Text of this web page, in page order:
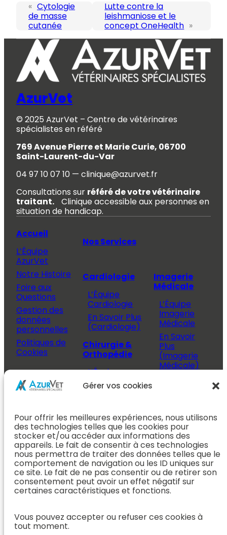
Gérer vos cookies
Pour offrir les meilleures expériences, nous utilisons
des technologies telles que les cookies pour
stocker et/ou accéder aux informations des
appareils. Le fait de consentir à ces technologies
nous permettra de traiter des données telles que le
comportement de navigation ou les ID uniques sur
ce site. Le fait de ne pas consentir ou de retirer son
consentement peut avoir un effet négatif sur
certaines caractéristiques et fonctions.
Vous pouvez accepter ou refuser ces cookies à
tout moment.
« Cytologie
de masse
cutanée
Lutte contre la
leishmaniose et le
concept OneHealth »
AzurVet
© 2025 AzurVet – Centre de vétérinaires
spécialistes en référé
769 Avenue Pierre et Marie Curie, 06700
Saint-Laurent-du-Var
04 97 10 07 10 — clinique@azurvet.fr
Consultations sur référé de votre vétérinaire
traitant. Clinique accessible aux personnes en
situation de handicap.
Accueil
L’Équipe
AzurVet
Notre Histoire
Foire aux
Questions
Gestion des
données
personnelles
Politiques de
Cookies
Propriétaire
Prendre
rendez-vous
Après mon
rendez-vous
Espace
Vétérinaire
cas
Nous rejoindre
Nos Services
Cardiologie
L’Équipe
Cardiologie
En Savoir Plus
(Cardiologie)
Chirurgie &
Orthopédie
L’Équipe
Chirurgie &
Orthopédie
(Chirurgie &
Orthopédie)
Dentisterie &
ORL
L’Équipe
Dentisterie &
ORL
(Dentisterie &
ORL)
Imagerie
Médicale
L’Équipe
Imagerie
Médicale
En Savoir
Plus
(Imagerie
Médicale)
Médecine
Interne
En Savoir
Plus
(Médecine
Interne)
Neurologie
Neurologie